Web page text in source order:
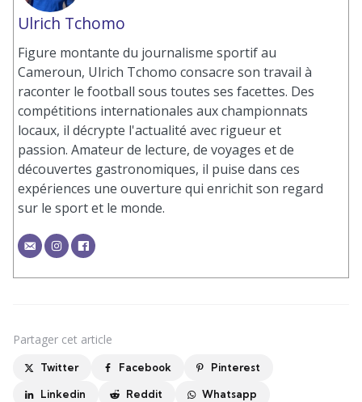
Ulrich Tchomo
Figure montante du journalisme sportif au
Cameroun, Ulrich Tchomo consacre son travail à
raconter le football sous toutes ses facettes. Des
compétitions internationales aux championnats
locaux, il décrypte l'actualité avec rigueur et
passion. Amateur de lecture, de voyages et de
découvertes gastronomiques, il puise dans ces
expériences une ouverture qui enrichit son regard
sur le sport et le monde.
Partager cet article
Twitter Facebook Pinterest
Linkedin Reddit Whatsapp